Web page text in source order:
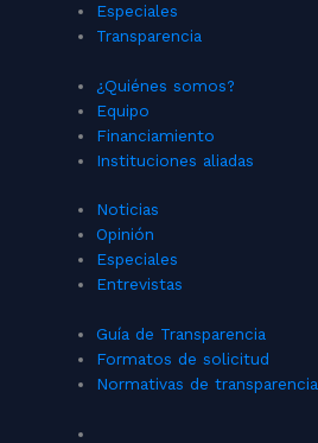
Especiales
Transparencia
¿Quiénes somos?
Equipo
Financiamiento
Instituciones aliadas
Noticias
Opinión
Especiales
Entrevistas
Guía de Transparencia
Formatos de solicitud
Normativas de transparencia